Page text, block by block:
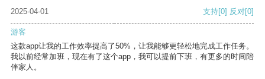
2025-04-01 支持[0] 反对[0]
游客
这款app让我的工作效率提高了50%，让我能够更轻松地完成工作任务。
我以前经常加班，现在有了这个app，我可以提前下班，有更多的时间陪
伴家人。